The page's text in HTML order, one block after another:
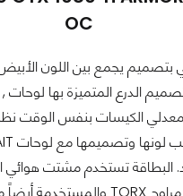
OC
بتصميم يجمع بين اللون
الدرع المتميزة بها لوحات ,
الكيسات بنفس الوقت